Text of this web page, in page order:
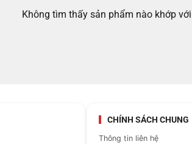
Không tìm thấy sản phẩm nào khớp
CHÍNH SÁCH CHUNG
Thông tin liên hệ